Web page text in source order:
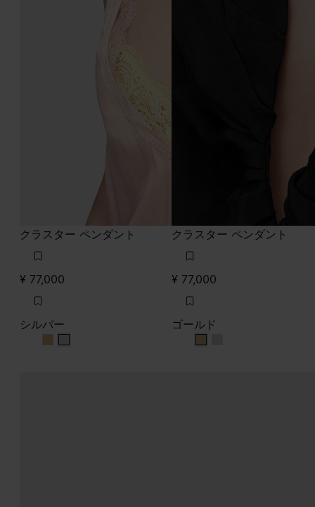
クラスター ペンダント
¥ 77,000
シルバー
シルバー
シルバー
クラスター ペンダント
¥ 77,000
ゴールド
ゴールド